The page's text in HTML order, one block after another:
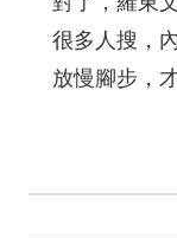
很多人搜，
放慢腳步，